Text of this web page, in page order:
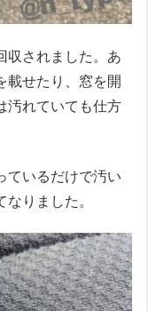
収されました。あ
載せたり、窓を開
汚れていても仕方
ているだけで汚い
りました。